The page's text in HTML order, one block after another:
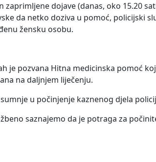
zaprimljene dojave (danas, oko 15.20
da netko doziva u pomoć, policijski
žensku osobu.
je pozvana Hitna medicinska pomoć
na daljnjem liječenju.
u počinjenje kaznenog djela
saznajemo da je potraga za